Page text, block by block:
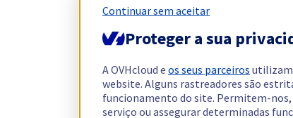
Continuar sem aceitar
Proteger a sua
A OVHcloud e os seus parceiros utilizam
website. Alguns rastreadores são
funcionamento do site. Permitem-
serviço ou assegurar determinadas